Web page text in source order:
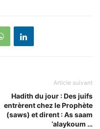
Article suivant
Hadith du jour : Des juifs
entrèrent chez le Prophète
(saws) et dirent : As saam
‘alaykoum …